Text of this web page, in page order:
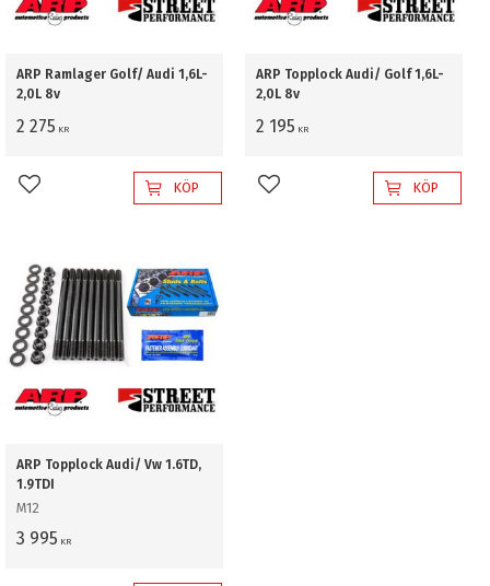
ARP Ramlager Golf/ Audi 1,6L-
2,0L 8v
2 275 KR
Lägg till i favoriterKÖP
ARP Topplock Audi/ Golf 1,6L-
2,0L 8v
2 195 KR
Lägg till i favoriterKÖP
ARP Topplock Audi/ Vw 1.6TD,
1.9TDI
M12
3 995 KR